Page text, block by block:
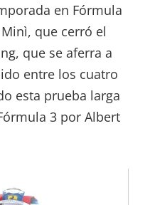
en Fórmula
que cerró el
que se aferra a
entre los cuatro
esta prueba larga
3 por Albert